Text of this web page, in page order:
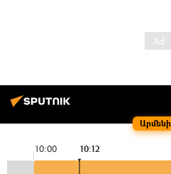
10:00 10:12